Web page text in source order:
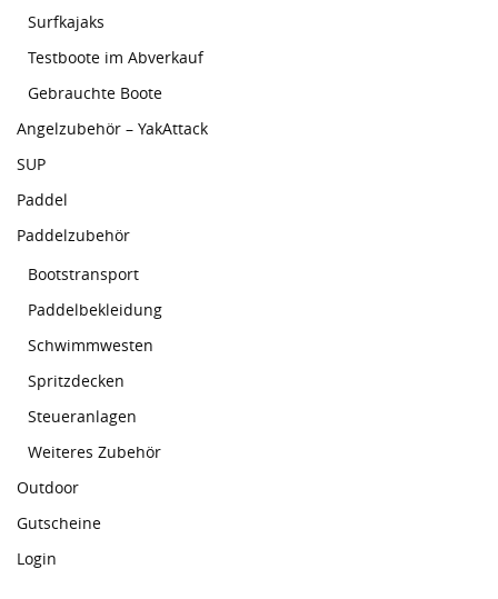
Surfkajaks
Testboote im Abverkauf
Gebrauchte Boote
Angelzubehör – YakAttack
SUP
Paddel
Paddelzubehör
Bootstransport
Paddelbekleidung
Schwimmwesten
Spritzdecken
Steueranlagen
Weiteres Zubehör
Outdoor
Gutscheine
Login